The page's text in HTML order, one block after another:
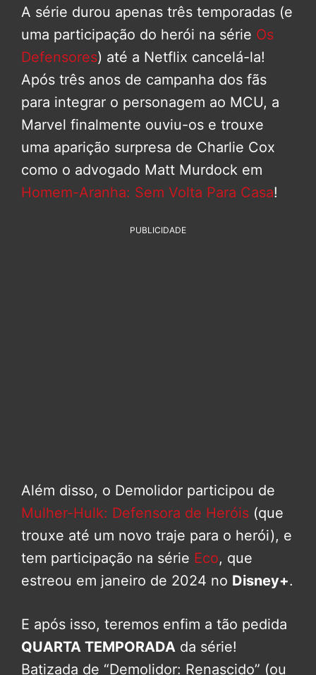
A série durou apenas três temporadas (e
uma participação do herói na série Os
Defensores) até a Netflix cancelá-la!
Após três anos de campanha dos fãs
para integrar o personagem ao MCU, a
Marvel finalmente ouviu-os e trouxe
uma aparição surpresa de Charlie Cox
como o advogado Matt Murdock em
Homem-Aranha: Sem Volta Para Casa!
PUBLICIDADE
Além disso, o Demolidor participou de
Mulher-Hulk: Defensora de Heróis (que
trouxe até um novo traje para o herói), e
tem participação na série Eco, que
estreou em janeiro de 2024 no Disney+.
E após isso, teremos enfim a tão pedida
QUARTA TEMPORADA da série!
Batizada de “Demolidor: Renascido” (ou